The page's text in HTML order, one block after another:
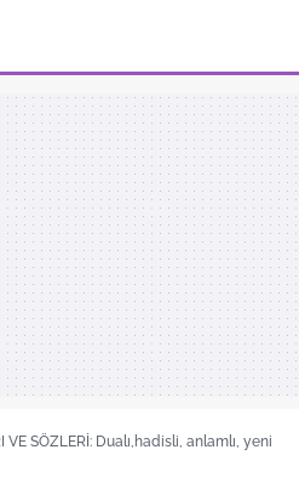
VE SÖZLERİ: Dualı,hadisli, anlamlı, yeni